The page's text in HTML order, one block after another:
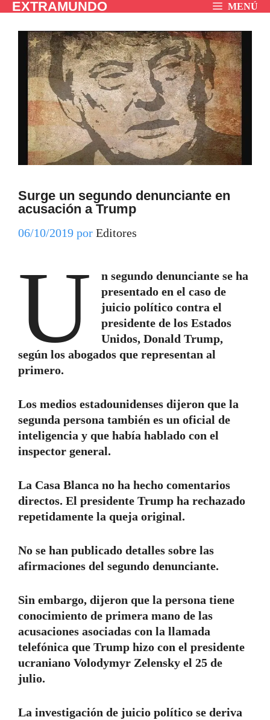
Saltar
contenido
EXTRAMUNDO MENÚ
Surge un segundo denunciante en
acusación a Trump
06/10/2019 por Editores
U
n segundo denunciante se ha
presentado en el caso de
juicio político contra el
presidente de los Estados
Unidos, Donald Trump,
según los abogados que representan al
primero.
Los medios estadounidenses dijeron que la
segunda persona también es un oficial de
inteligencia y que había hablado con el
inspector general.
La Casa Blanca no ha hecho comentarios
directos. El presidente Trump ha rechazado
repetidamente la queja original.
No se han publicado detalles sobre las
afirmaciones del segundo denunciante.
Sin embargo, dijeron que la persona tiene
conocimiento de primera mano de las
acusaciones asociadas con la llamada
telefónica que Trump hizo con el presidente
ucraniano Volodymyr Zelensky el 25 de
julio.
La investigación de juicio político se deriva